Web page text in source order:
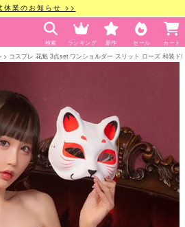
休業のお知らせ >>
検索 ランキング 新作 セール カート
コスプレ 花魁 3点set ワンショルダー スリット ローズ 和装